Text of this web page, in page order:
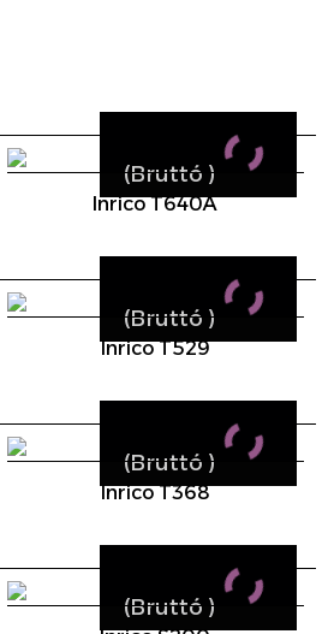
Inrico T640A
(Bruttó )
Inrico T529
(Bruttó )
Inrico T368
(Bruttó )
(Bruttó )